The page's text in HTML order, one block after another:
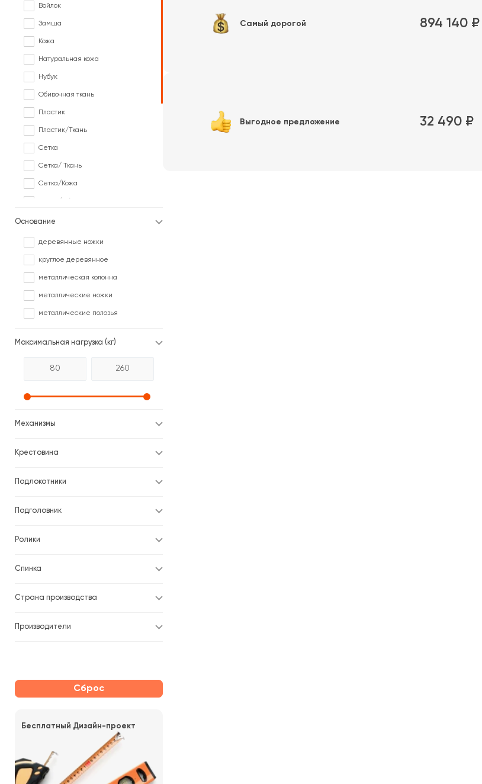
Войлок
Замша
Кожа
Натуральная кожа
Нубук
Обивочная ткань
Пластик
Пластик/Ткань
Сетка
Сетка/ Ткань
Сетка/Кожа
Сетка/Ткань
Экокожа, перфорированная
Основание
деревянные ножки
круглое деревянное
металлическая колонна
металлические ножки
металлические полозья
Максимальная нагрузка (кг)
Механизмы
Крестовина
Подлокотники
Подголовник
Ролики
Спинка
Страна производства
Производители
Сброс
Бесплатный Дизайн-проект
Самый дорогой 894 140 ₽
Выгодное предложение 32 490 ₽